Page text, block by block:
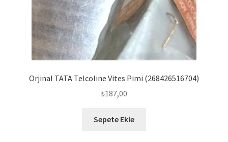
Orjinal TATA Telcoline Vites Pimi (268426516704)
₺187,00
Sepete Ekle